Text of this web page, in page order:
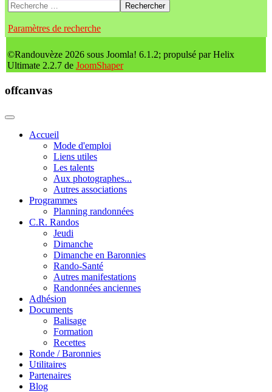
Rechercher
Paramètres de recherche
©Randouvèze 2026 sous Joomla! 6.1.2; propulsé par Helix
Ultimate 2.2.7 de JoomShaper
offcanvas
Accueil
Mode d'emploi
Liens utiles
Les talents
Aux photographes...
Autres associations
Programmes
Planning randonnées
C.R. Randos
Jeudi
Dimanche
Dimanche en Baronnies
Rando-Santé
Autres manifestations
Randonnées anciennes
Adhésion
Documents
Balisage
Formation
Recettes
Ronde / Baronnies
Utilitaires
Partenaires
Blog